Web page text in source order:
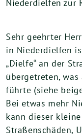
Niederdielfen zur
Sehr geehrter
in Niederdielfen
„Dielfe“ an der
übergetreten,
führte (siehe
Bei etwas mehr
kann dieser
Straßenschäden,